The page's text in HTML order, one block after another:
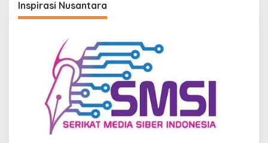
Inspirasi Nusantara